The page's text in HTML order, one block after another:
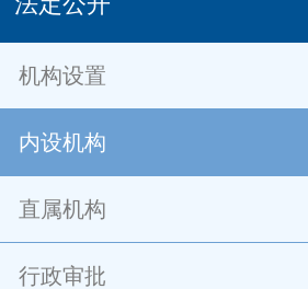
机构设置
内设机构
直属机构
行政审批